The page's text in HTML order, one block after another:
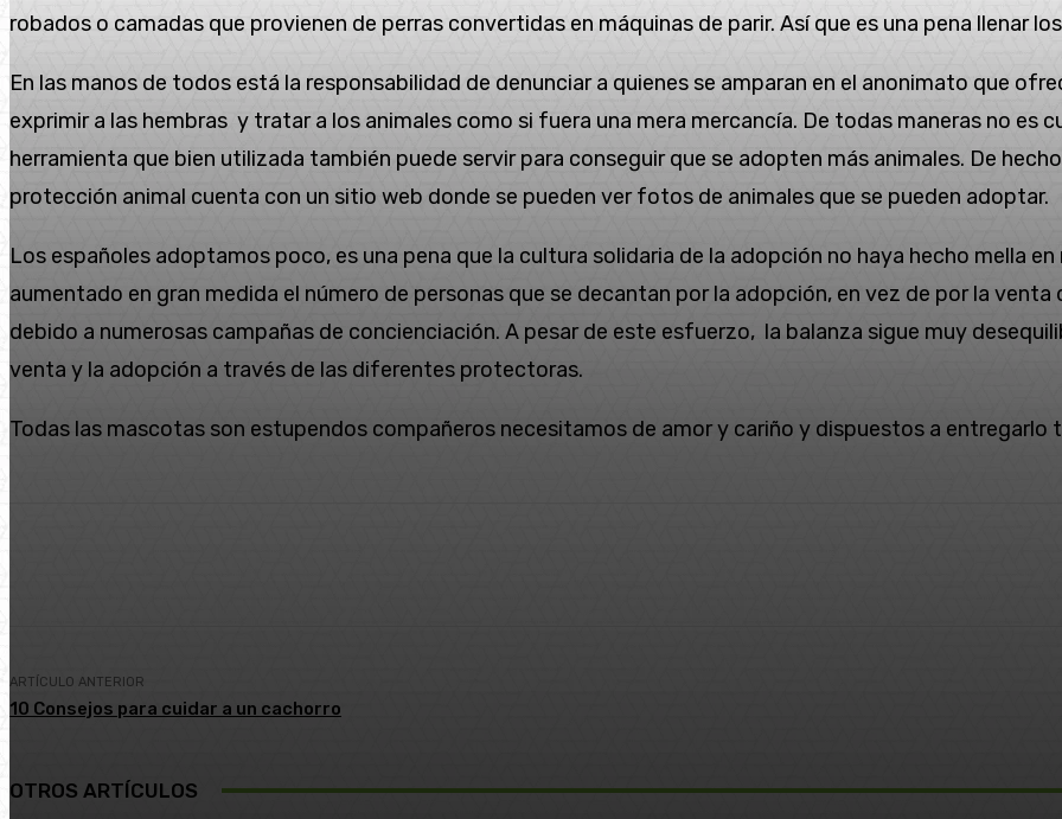
robados o camadas que provienen de perras convertidas en máquinas de parir. Así que es una pena llenar
En las manos de todos está la responsabilidad de denunciar a quienes se amparan en el anonimato que
exprimir a las hembras y tratar a los animales como si fuera una mera mercancía. De todas maneras no es
herramienta que bien utilizada también puede servir para conseguir que se adopten más animales. De
protección animal cuenta con un sitio web donde se pueden ver fotos de animales que se pueden adoptar.
Los españoles adoptamos poco, es una pena que la cultura solidaria de la adopción no haya hecho mella
aumentado en gran medida el número de personas que se decantan por la adopción, en vez de por la venta
debido a numerosas campañas de concienciación. A pesar de este esfuerzo, la balanza sigue muy
venta y la adopción a través de las diferentes protectoras.
Todas las mascotas son estupendos compañeros necesitamos de amor y cariño y dispuestos a entregarlo
ARTÍCULO ANTERIOR
10 Consejos para cuidar a un cachorro
OTROS ARTÍCULOS